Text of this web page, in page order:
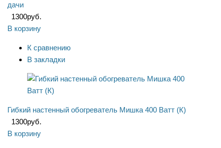
дачи
1300руб.
В корзину
К сравнению
В закладки
Гибкий настенный обогреватель Мишка 400 Ватт (К)
1300руб.
В корзину